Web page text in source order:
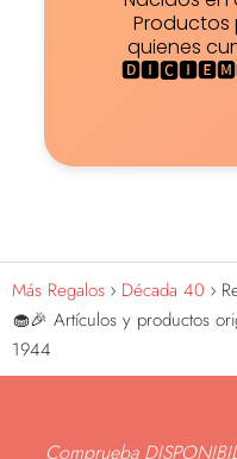
Productos
quienes
Más Regalos Década 40
🧁🎉 Artículos y productos
1944
Comprueba